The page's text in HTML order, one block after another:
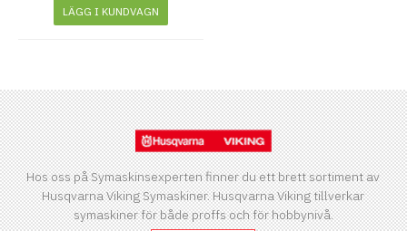
LÄGG I KUNDVAGN
Hos oss på Symaskinsexperten finner du ett brett sortiment av
Husqvarna Viking Symaskiner. Husqvarna Viking tillverkar
symaskiner för både proffs och för hobbynivå.